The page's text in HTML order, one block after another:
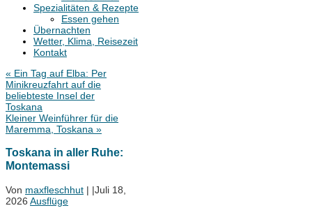
Spezialitäten & Rezepte
Essen gehen
Übernachten
Wetter, Klima, Reisezeit
Kontakt
« Ein Tag auf Elba: Per
Minikreuzfahrt auf die
beliebteste Insel der
Toskana
Kleiner Weinführer für die
Maremma, Toskana »
Toskana in aller Ruhe:
Montemassi
Von maxfleschhut | |Juli 18,
2026 Ausflüge